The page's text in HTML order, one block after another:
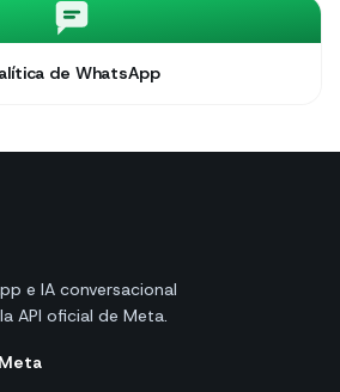
de WhatsApp
e IA conversacional
API oficial de Meta.